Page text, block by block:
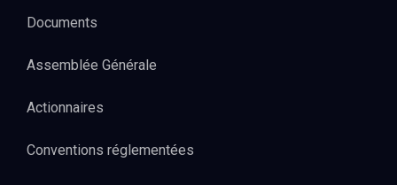
Documents
Assemblée Générale
Actionnaires
Conventions réglementées